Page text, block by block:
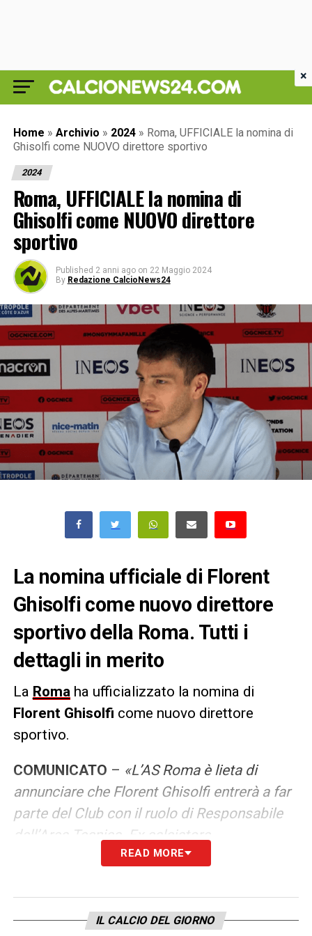
Home » Archivio » 2024 » Roma, UFFICIALE la nomina di
Ghisolfi come NUOVO direttore sportivo
2024
Roma, UFFICIALE la nomina di
Ghisolfi come NUOVO direttore
sportivo
Published 2 anni ago on 22 Maggio 2024
By Redazione CalcioNews24
La nomina ufficiale di Florent
Ghisolfi come nuovo direttore
sportivo della Roma. Tutti i
dettagli in merito
La Roma ha ufficializzato la nomina di
Florent Ghisolfi come nuovo direttore
sportivo.
COMUNICATO – «L’AS Roma è lieta di
annunciare che Florent Ghisolfi entrerà a far
parte del Club con il ruolo di Responsabile
dell’Area Tecnica. Ex calciatore
professionista, Ghisolfi ha iniziato la carriera
francesi per poi affermarsi come dirigente.
Nel 2019 è stato nominato Direttore
READ MORE
IL CALCIO DEL GIORNO
×